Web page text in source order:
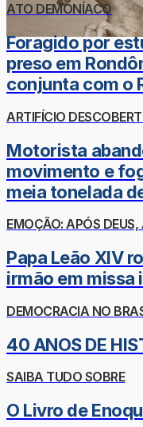
ATO DEMONÍACO
Foragido por
preso em
conjunta com o
ARTIFÍCIO
Motorista
movimento e
meia tonelada
EMOÇÃO: APÓS
Papa Leão XIV
irmão em missa
DEMOCRACIA NO
40 ANOS DE
SAIBA TUDO SOBRE
O Livro de